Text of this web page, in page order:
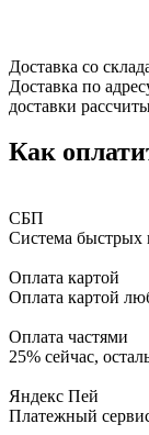
Доставка со
Доставка по
доставки
Как
СБП
Система быстрых
Оплата картой
Оплата картой
Оплата частями
25% сейчас,
Яндекс Пей
Платежный